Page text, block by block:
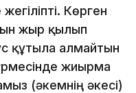
Көрген
жыр қылып
құтыла алмайтын
жиырма
(әкемнің әкесі)